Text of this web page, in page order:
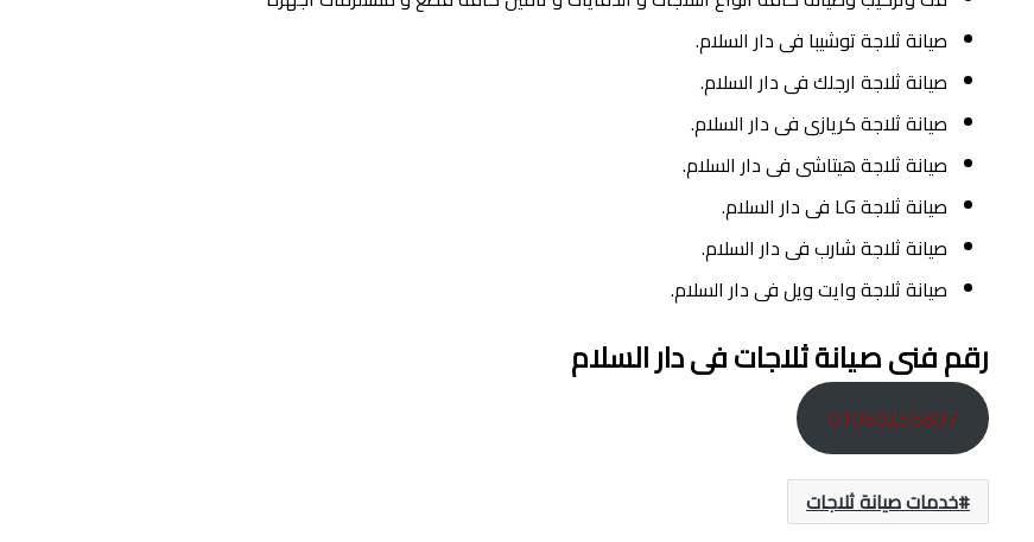
صيانة ثلاجة توشيبا فى دار السلام.
صيانة ثلاجة ارجلك فى دار السلام.
صيانة ثلاجة كريازى فى دار السلام.
صيانة ثلاجة هيتاشى فى دار السلام.
صيانة ثلاجة LG فى دار السلام.
صيانة ثلاجة شارب فى دار السلام.
صيانة ثلاجة وايت ويل فى دار السلام.
رقم فنى صيانة ثلاجات فى دار السلام
01060256897
خدمات صيانة ثلاجات